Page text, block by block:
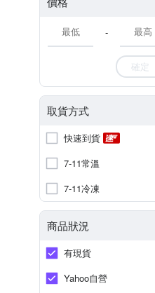
-
確定
取貨方式
快速到貨
7-11常溫
7-11冷凍
商品狀況
有現貨
Yahoo自營